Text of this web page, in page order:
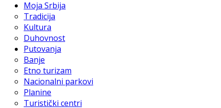
Moja Srbija
Tradicija
Kultura
Duhovnost
Putovanja
Banje
Etno turizam
Nacionalni parkovi
Planine
Turistički centri